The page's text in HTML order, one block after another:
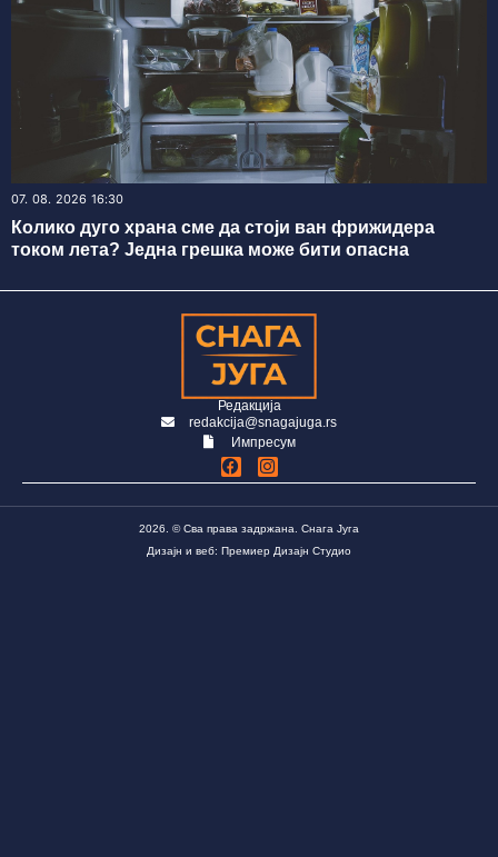
07. 08. 2026 16:30
Колико дуго храна сме да стоји ван фрижидера
током лета? Једна грешка може бити опасна
Редакција
redakcija@snagajuga.rs
Импресум
2026. © Сва права задржана. Снага Југа
Дизајн и веб: Премиер Дизајн Студио